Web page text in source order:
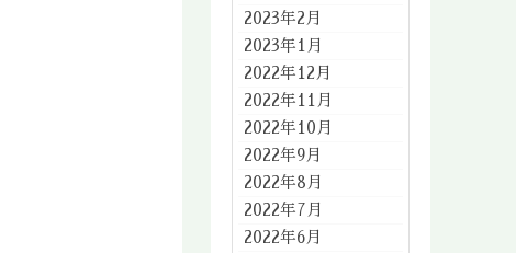
2023年2月
2023年1月
2022年12月
2022年11月
2022年10月
2022年9月
2022年8月
2022年7月
2022年6月